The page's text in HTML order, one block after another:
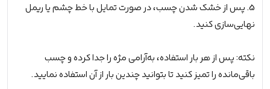
5. پس از خشک شدن چسب، در صورت تمایل با خط چشم یا ریمل
نهایی‌سازی کنید.
نکته: پس از هر بار استفاده، به‌آرامی مژه را جدا کرده و چسب
باقی‌مانده را تمیز کنید تا بتوانید چندین بار از آن استفاده نمایید.